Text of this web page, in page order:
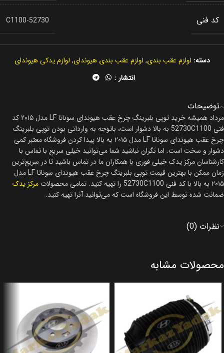
کد فنی 52730-C1100
دسته: لوازم عقب بندی, لوازم عقب بندی هیوندای, لوازم یدکی هیوندای
انتشار :
توضیحات
مرداد همیشه خرید توپی بلبرینگ چرخ عقب هیوندای سوناتا LF مدل ۲۰۱۵ کد
فنی 52730C1100 به بالا دشوار است، باتوجه به وارداتی بودن توپی بلبرینگ
چرخ عقب هیوندای سوناتا LF مدل ۲۰۱۵ به بالا پیدا کردن فروشگاه معتبر کمی
دشوار و سخت است. اما نگران نباشید شما می‌توانید خیلی سریع با تماس با
کارشناسان مرکز یدک خیلی فوری با همکاران ما در تماس باشید تا در سریع‌ترین
زمان ممکن با بهترین قیمت توپی بلبرینگ چرخ عقب هیوندای سوناتا LF مدل
۲۰۱۵ به بالا با کد فنی 52730C1100 را تهیه کنید. تمامی محصولات
مرکز یدک
ضمانت شده توسط این فروشگاه است که می‌توانید آنرا تهیه کنید.
نظرات (0)
محصولات مشابه